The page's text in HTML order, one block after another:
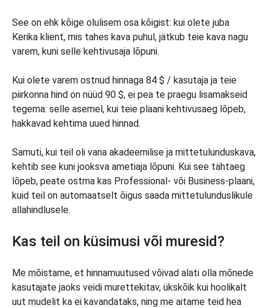
See on ehk kõige olulisem osa kõigist: kui olete juba
Kerika klient, mis tahes kava puhul, jätkub teie kava nagu
varem, kuni selle kehtivusaja lõpuni.
Kui olete varem ostnud hinnaga 84 $ / kasutaja ja teie
piirkonna hind on nüüd 90 $, ei pea te praegu lisamakseid
tegema: selle asemel, kui teie plaani kehtivusaeg lõpeb,
hakkavad kehtima uued hinnad.
Samuti, kui teil oli vana akadeemilise ja mittetulunduskava,
kehtib see kuni jooksva ametiaja lõpuni. Kui see tähtaeg
lõpeb, peate ostma kas Professional- või Business-plaani,
kuid teil on automaatselt õigus saada mittetulunduslikule
allahindlusele.
Kas teil on küsimusi või muresid?
Me mõistame, et hinnamuutused võivad alati olla mõnede
kasutajate jaoks veidi murettekitav, ükskõik kui hoolikalt
uut mudelit ka ei kavandataks, ning me aitame teid hea